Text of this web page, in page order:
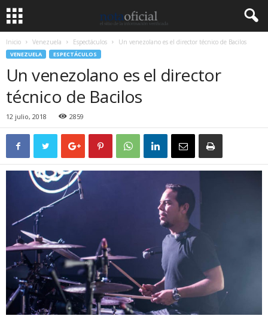
Inicio Venezuela Espectáculos Un venezolano es el director técnico de Bacilos
VENEZUELA ESPECTÁCULOS
Un venezolano es el director
técnico de Bacilos
12 julio, 2018 2859